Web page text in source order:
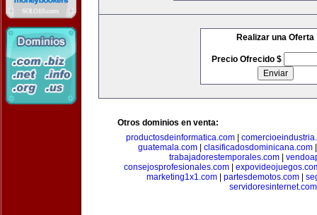
Realizar una Oferta
Precio Ofrecido $
Otros dominios en venta:
productosdeinformatica.com
guatemala.com| clasificadosdominicana.com
trabajadorestemporales.com
consejosprofesionales.com|
marketing1x1.com| partesdemotos.com|
servidoresinternet.com